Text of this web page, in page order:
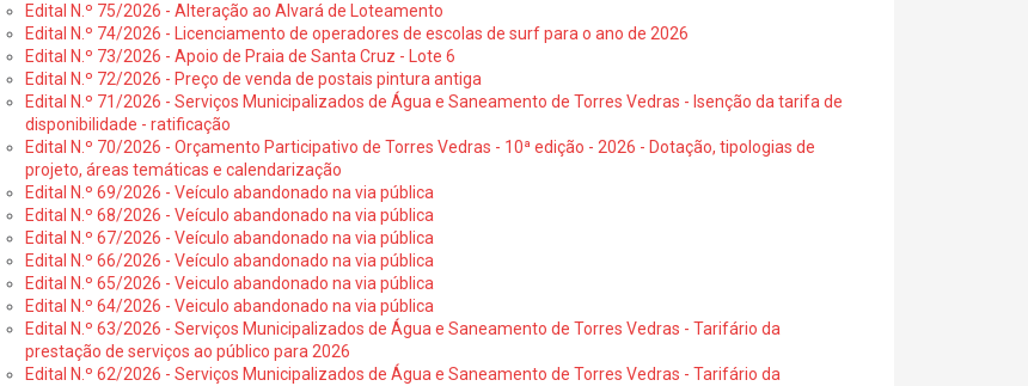
Edital N.º 75/2026 - Alteração ao Alvará de Loteamento
Edital N.º 74/2026 - Licenciamento de operadores de escolas de surf para o ano de 2026
Edital N.º 73/2026 - Apoio de Praia de Santa Cruz - Lote 6
Edital N.º 72/2026 - Preço de venda de postais pintura antiga
Edital N.º 71/2026 - Serviços Municipalizados de Água e Saneamento de Torres Vedras - Isenção da tarifa de
disponibilidade - ratificação
Edital N.º 70/2026 - Orçamento Participativo de Torres Vedras - 10ª edição - 2026 - Dotação, tipologias de
projeto, áreas temáticas e calendarização
Edital N.º 69/2026 - Veículo abandonado na via pública
Edital N.º 68/2026 - Veículo abandonado na via pública
Edital N.º 67/2026 - Veículo abandonado na via pública
Edital N.º 66/2026 - Veículo abandonado na via pública
Edital N.º 65/2026 - Veiculo abandonado na via pública
Edital N.º 64/2026 - Veiculo abandonado na via pública
Edital N.º 63/2026 - Serviços Municipalizados de Água e Saneamento de Torres Vedras - Tarifário da
prestação de serviços ao público para 2026
Edital N.º 62/2026 - Serviços Municipalizados de Água e Saneamento de Torres Vedras - Tarifário da